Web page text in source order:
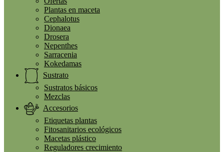
Plantas en maceta
Cephalotus
Dionaea
Drosera
Nepenthes
Sarracenia
Kokedamas
Sustrato
Sustratos básicos
Mezclas
Accesorios
Etiquetas plantas
Fitosanitarios ecológicos
Macetas plástico
Reguladores crecimiento